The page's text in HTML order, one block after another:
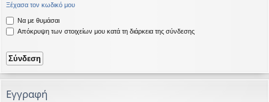
Ξέχασα τον κωδικό μου
Να με θυμάσαι
Απόκρυψη των στοιχείων μου κατά τη διάρκεια της σύνδεσης
Εγγραφή